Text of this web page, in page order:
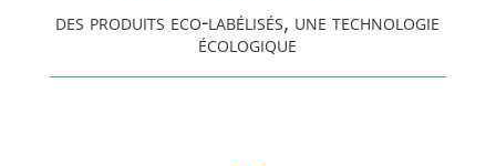
des produits eco-labélisés, une technologie
écologique